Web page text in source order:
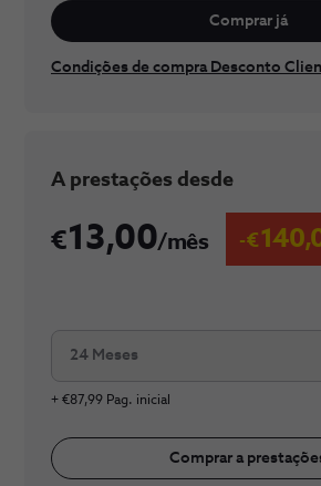
Comprar já
Condições de compra Desconto
​A prestaç​​​ões desde
13,00/mês
24 Meses
+ €87,99 Pag. inicial
Comprar a